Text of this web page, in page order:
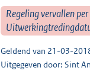
Regeling vervallen
Geldend van 21-03-
Uitgegeven door: Sint